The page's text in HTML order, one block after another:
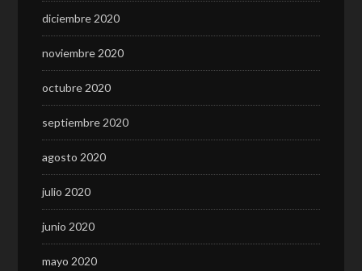
diciembre 2020
noviembre 2020
octubre 2020
septiembre 2020
agosto 2020
julio 2020
junio 2020
mayo 2020